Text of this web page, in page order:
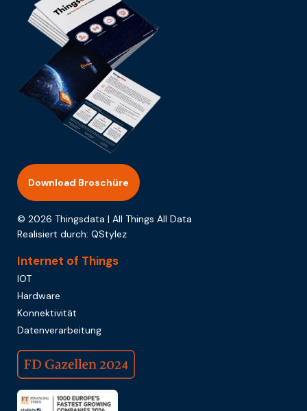
Download Broschüre
© 2026 Thingsdata | All Things All Data
Realisiert durch: QStylez
Internet of Things
IOT
Hardware
Konnektivität
Datenverarbeitung